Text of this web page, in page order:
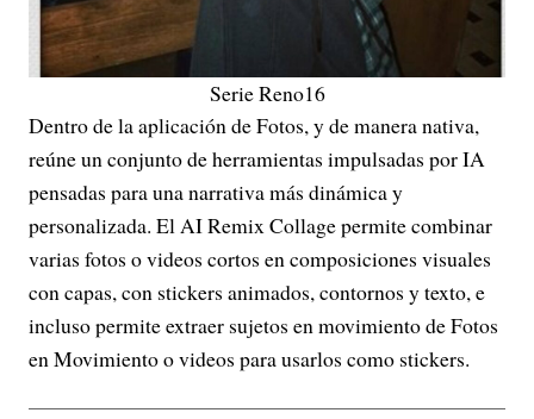
Serie Reno16
Dentro de la aplicación de Fotos, y de manera nativa,
reúne un conjunto de herramientas impulsadas por IA
pensadas para una narrativa más dinámica y
personalizada. El AI Remix Collage permite combinar
varias fotos o videos cortos en composiciones visuales
con capas, con stickers animados, contornos y texto, e
incluso permite extraer sujetos en movimiento de Fotos
en Movimiento o videos para usarlos como stickers.